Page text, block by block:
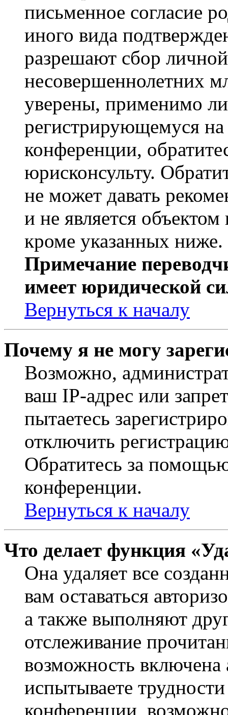
письменное согласие
иного вида
разрешают сбор
несовершеннолетних
уверены, применимо
регистрирующемуся
конференции,
юрисконсульту.
не может давать
и не является
кроме указанных ниже.
Примечание
имеет юридической
Вернуться к началу
Почему я не могу
Возможно,
ваш IP-адрес или
пытаетесь
отключить
Обратитесь за
конференции.
Вернуться к началу
Что делает функция
Она удаляет все
вам оставаться
а также выполняют
отслеживание
возможность
испытываете
конференции,